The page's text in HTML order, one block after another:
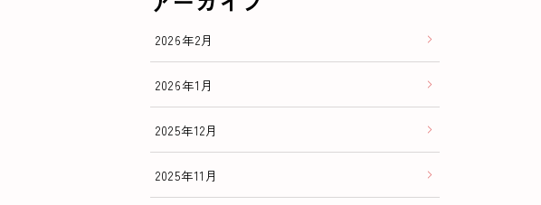
2026年2月
2026年1月
2025年12月
2025年11月